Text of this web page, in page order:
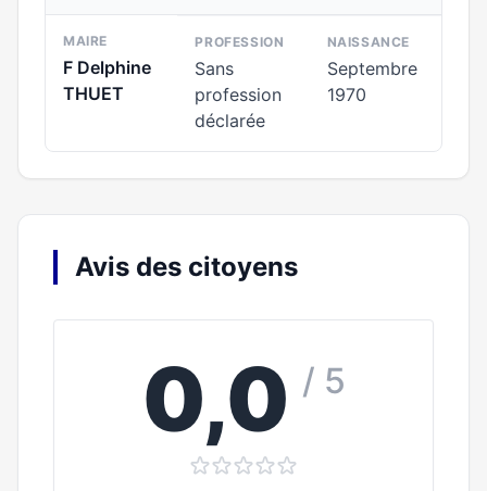
MAIRE
F Delphine
THUET
PROFESSION
Sans
profession
déclarée
NAISSANCE
Septembre
1970
Avis des citoyens
0,0 / 5